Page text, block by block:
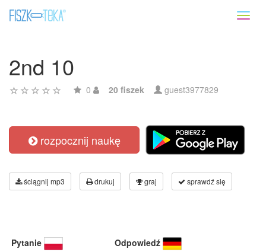
2nd 10
0 20 fiszek guest3977829
rozpocznij naukę
ściągnij mp3 drukuj graj sprawdź się
Pytanie Odpowiedź